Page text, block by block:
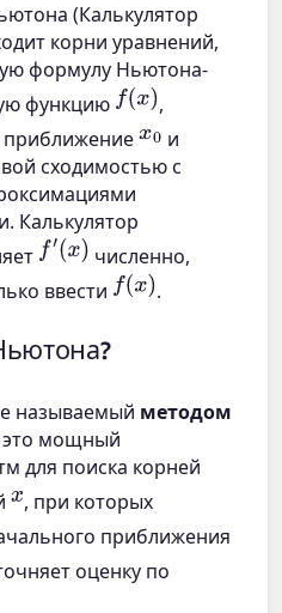
(Калькулятор
корни уравнений,
формулу Ньютона-
функцию f(x)
,
приближениеx0 и
сходимостью с
Калькулятор
f′(x)
численно,
ввести f(x) .
называемый методом
мощный
для поиска корней
x, при которых
приближения
оценку по